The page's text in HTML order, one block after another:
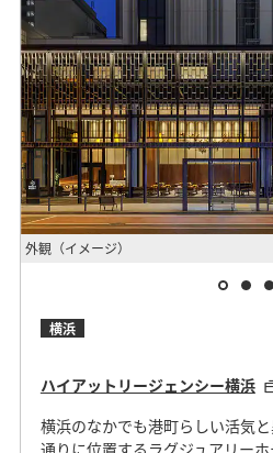
外観（イメージ）
横浜
ハイアットリージェンシー横浜
横浜のなかでも港町らしい活気